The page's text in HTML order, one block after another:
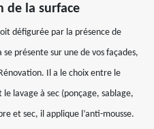
de la surface
défigurée par la présence de
se présente sur une de vos façades,
Il a le choix entre le
lavage à sec (ponçage, sablage,
et sec, il applique l’anti-mousse.